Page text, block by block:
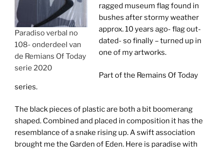
Paradiso verbal no
108- onderdeel van
de Remians Of Today
serie 2020
ragged museum flag found in
bushes after stormy weather
approx. 10 years ago- flag out-
dated- so finally – turned up in
one of my artworks.
Part of the Remains Of Today
series.
The black pieces of plastic are both a bit boomerang
shaped. Combined and placed in composition it has the
resemblance of a snake rising up. A swift association
brought me the Garden of Eden. Here is paradise with